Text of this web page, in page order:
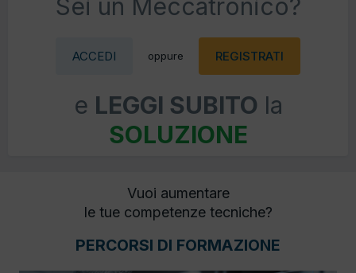
Sei un Meccatronico?
ACCEDI oppure REGISTRATI
e LEGGI SUBITO la
SOLUZIONE
Vuoi aumentare
le tue competenze tecniche?
PERCORSI DI FORMAZIONE